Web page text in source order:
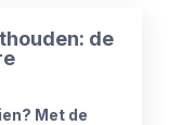
de
Met de